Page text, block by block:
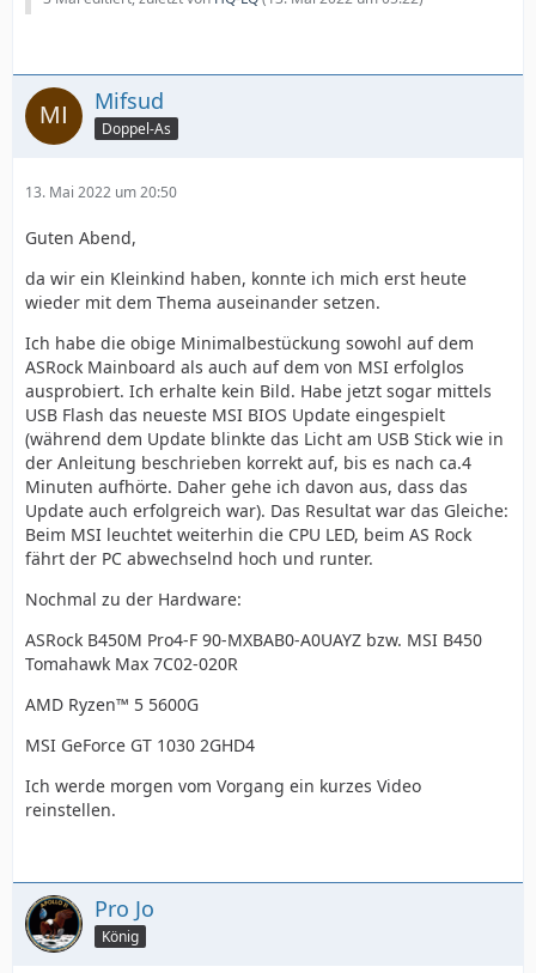
Mifsud
Doppel-As
13. Mai 2022 um 20:50
Guten Abend,
da wir ein Kleinkind haben, konnte ich mich erst heute
wieder mit dem Thema auseinander setzen.
Ich habe die obige Minimalbestückung sowohl auf dem
ASRock Mainboard als auch auf dem von MSI erfolglos
ausprobiert. Ich erhalte kein Bild. Habe jetzt sogar mittels
USB Flash das neueste MSI BIOS Update eingespielt
(während dem Update blinkte das Licht am USB Stick wie in
der Anleitung beschrieben korrekt auf, bis es nach ca.4
Minuten aufhörte. Daher gehe ich davon aus, dass das
Update auch erfolgreich war). Das Resultat war das Gleiche:
Beim MSI leuchtet weiterhin die CPU LED, beim AS Rock
fährt der PC abwechselnd hoch und runter.
Nochmal zu der Hardware:
ASRock B450M Pro4-F 90-MXBAB0-A0UAYZ bzw. MSI B450
Tomahawk Max 7C02-020R
AMD Ryzen™ 5 5600G
MSI GeForce GT 1030 2GHD4
Ich werde morgen vom Vorgang ein kurzes Video
reinstellen.
Pro Jo
König